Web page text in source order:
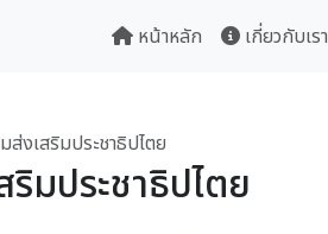
หน้าหลัก เกี่ยวกับเรา
ส่งเสริมประชาธิปไตย
มประชาธิปไตย